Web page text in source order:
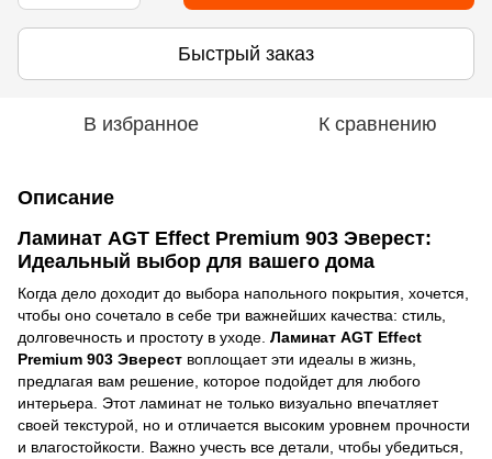
Быстрый заказ
В избранное К сравнению
Описание
Ламинат AGT Effect Premium 903 Эверест:
Идеальный выбор для вашего дома
Когда дело доходит до выбора напольного покрытия, хочется,
чтобы оно сочетало в себе три важнейших качества: стиль,
долговечность и простоту в уходе. Ламинат AGT Effect
Premium 903 Эверест воплощает эти идеалы в жизнь,
предлагая вам решение, которое подойдет для любого
интерьера. Этот ламинат не только визуально впечатляет
своей текстурой, но и отличается высоким уровнем прочности
и влагостойкости. Важно учесть все детали, чтобы убедиться,